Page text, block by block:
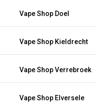
Vape Shop Doel
Vape Shop Kieldrecht
Vape Shop Verrebroek
Vape Shop Elversele